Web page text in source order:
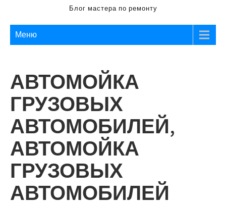
Блог мастера по ремонту
Меню
АВТОМОЙКА
ГРУЗОВЫХ
АВТОМОБИЛЕЙ,
АВТОМОЙКА
ГРУЗОВЫХ
АВТОМОБИЛЕЙ